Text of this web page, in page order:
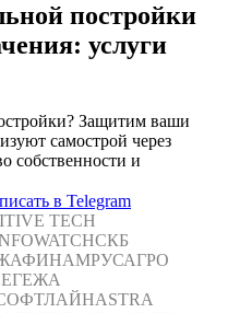
постройки
услуги
Защитим ваши
самострой через
собственности и
в Telegram
TECH
СКБ
ФИНАМРУСАГРО
ASTRA